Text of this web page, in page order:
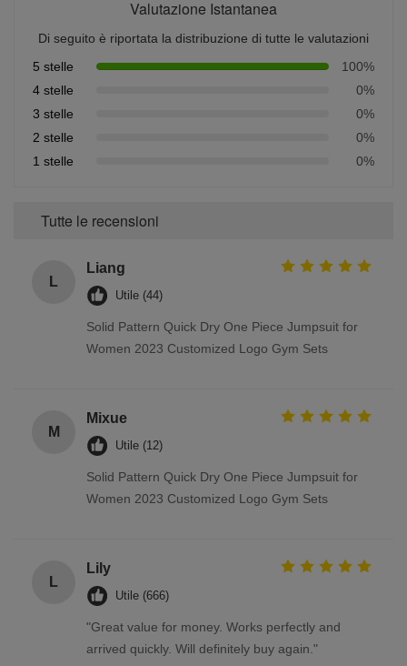
Valutazione Istantanea
Di seguito è riportata la distribuzione di tutte le valutazioni
5 stelle
100%
4 stelle
0%
3 stelle
0%
2 stelle
0%
1 stelle
0%
Tutte le recensioni
L
Liang
Utile (44)
Solid Pattern Quick Dry One Piece Jumpsuit for
Women 2023 Customized Logo Gym Sets
M
Mixue
Utile (12)
Solid Pattern Quick Dry One Piece Jumpsuit for
Women 2023 Customized Logo Gym Sets
L
Lily
Utile (666)
"Great value for money. Works perfectly and
arrived quickly. Will definitely buy again."